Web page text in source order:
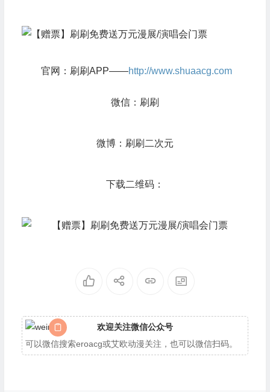
官网：刷刷APP——http://www.shuaacg.com
微信：刷刷
微博：刷刷二次元
下载二维码：
欢迎关注微信公众号
可以微信搜索eroacg或艾欧动漫关注，也可以微信扫码。